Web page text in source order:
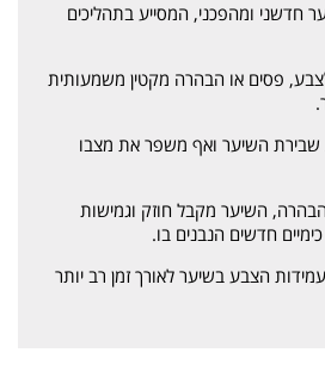
חדשני ומהפכני, המסייע בתהליכים
פסים או הבהרה מקטין משמעותית
שבירת השיער ואף משפר את מצבו
השיער מקבל חוזק וגמישות
חדשים הנבנים בו.
הצבע בשיער לאורך זמן רב יותר